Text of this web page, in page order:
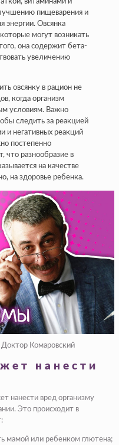
витаминами и
пищеварения и
энергии. Овсянка
могут возникать
она содержит бета-
увеличению
овсянку в рацион не
когда организм
условиям. Важно
следить за реакцией
и негативных реакций
постепенно
что разнообразие в
на качестве
на здоровье ребенка.
Комаровский
нанести
нанести вред организму
Это происходит в
мамой или ребенком глютена;